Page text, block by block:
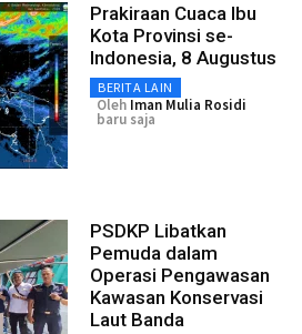
Prakiraan Cuaca Ibu
Kota Provinsi se-
Indonesia, 8 Augustus
BERITA LAIN
Oleh Iman Mulia Rosidi
baru saja
PSDKP Libatkan
Pemuda dalam
Operasi Pengawasan
Kawasan Konservasi
Laut Banda